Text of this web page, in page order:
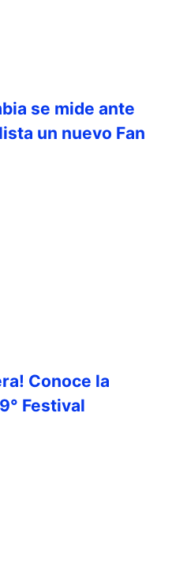
se mide ante
un nuevo Fan
Conoce la
Festival